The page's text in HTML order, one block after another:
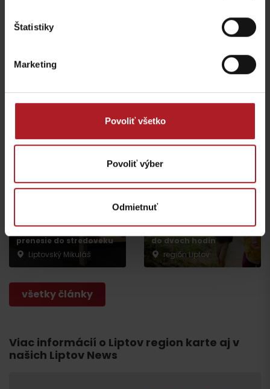
Štatistiky
Marketing
Povoliť všetko
Povoliť výber
Odmietnuť
monumentálne zvieratá
Liptovskom Mikuláši vás
prenesie do stredoveku
Liptovský Mikuláš
prechádzky na Liptove
do dvoch hodín
región Liptov
všetky články
Viac informácií o Liptov region karte aj v
našich Liptov News